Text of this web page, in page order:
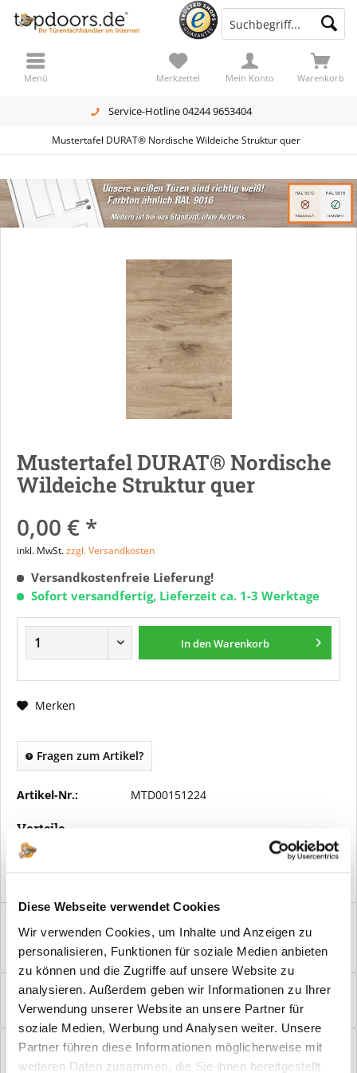
Diese Webseite verwendet Cookies
Wir verwenden Cookies, um Inhalte und Anzeigen zu
personalisieren, Funktionen für soziale Medien anbieten
zu können und die Zugriffe auf unsere Website zu
analysieren. Außerdem geben wir Informationen zu Ihrer
Verwendung unserer Website an unsere Partner für
soziale Medien, Werbung und Analysen weiter. Unsere
Partner führen diese Informationen möglicherweise mit
weiteren Daten zusammen, die Sie ihnen bereitgestellt
Service-Hotline 04244 9653404
Warenkorb
Merkzettel Mein Konto
Menü
Mustertafel DURAT® Nordische Wildeiche Struktur quer
Mustertafel DURAT® Nordische
Wildeiche Struktur quer
0,00 € *
inkl. MwSt.zzgl. Versandkosten
Versandkostenfreie Lieferung!
Sofort versandfertig, Lieferzeit ca. 1-3 Werktage
In denWarenkorb
Merken
Fragen zum Artikel?
Artikel-Nr.: MTD00151224
Vorteile
Kostenloser Versand ab € 2000,- Bestellwert
Mustertafel DURAT® Nordische Wildeiche Struktur quer Damit
Sie sich die Entscheidung leichter...mehr
Bewertungen
0
Bewertungen lesen, schreiben und diskutieren...mehr
Hilfevideo
mehr